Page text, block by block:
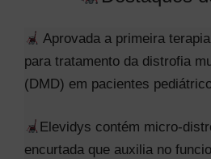
Aprovada a primeira
para tratamento da distrofia
(DMD) em pacientes
Elevidys contém micro-
encurtada que auxilia no